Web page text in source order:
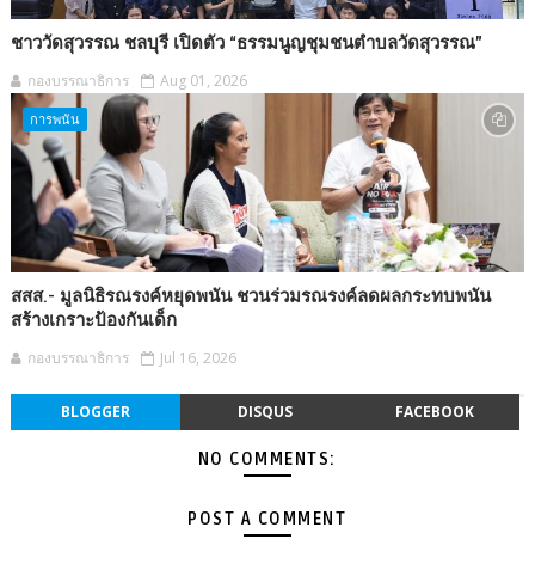
ชาววัดสุวรรณ ชลบุรี เปิดตัว “ธรรมนูญชุมชนตำบลวัดสุวรรณ”
กองบรรณาธิการ Aug 01, 2026
การพนัน
สสส.- มูลนิธิรณรงค์หยุดพนัน ชวนร่วมรณรงค์ลดผลกระทบพนัน
สร้างเกราะป้องกันเด็ก
กองบรรณาธิการ Jul 16, 2026
BLOGGER DISQUS FACEBOOK
NO COMMENTS:
POST A COMMENT